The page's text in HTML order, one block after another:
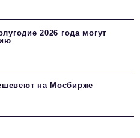
2026 года могут
на Мосбирже